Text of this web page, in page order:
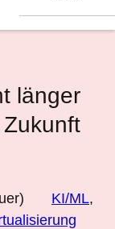
länger
KI/ML,